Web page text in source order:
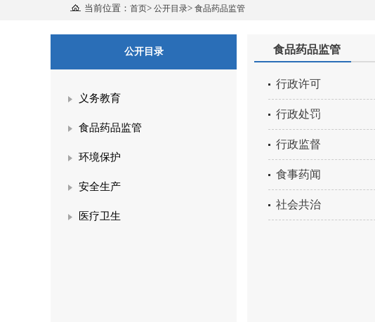
当前位置： 首页> 公开目录> 食品药品监管
公开目录
义务教育
食品药品监管
环境保护
安全生产
医疗卫生
食品药品监管
行政许可
行政处罚
行政监督
食事药闻
社会共治